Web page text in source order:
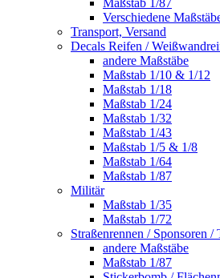
Maßstab 1/87
Verschiedene
Transport, Versand
Decals Reifen /
andere Maßstäbe
Maßstab 1/10 & 1/12
Maßstab 1/18
Maßstab 1/24
Maßstab 1/32
Maßstab 1/43
Maßstab 1/5 & 1/8
Maßstab 1/64
Maßstab 1/87
Militär
Maßstab 1/35
Maßstab 1/72
Straßenrennen / Sponsoren /
andere Maßstäbe
Maßstab 1/87